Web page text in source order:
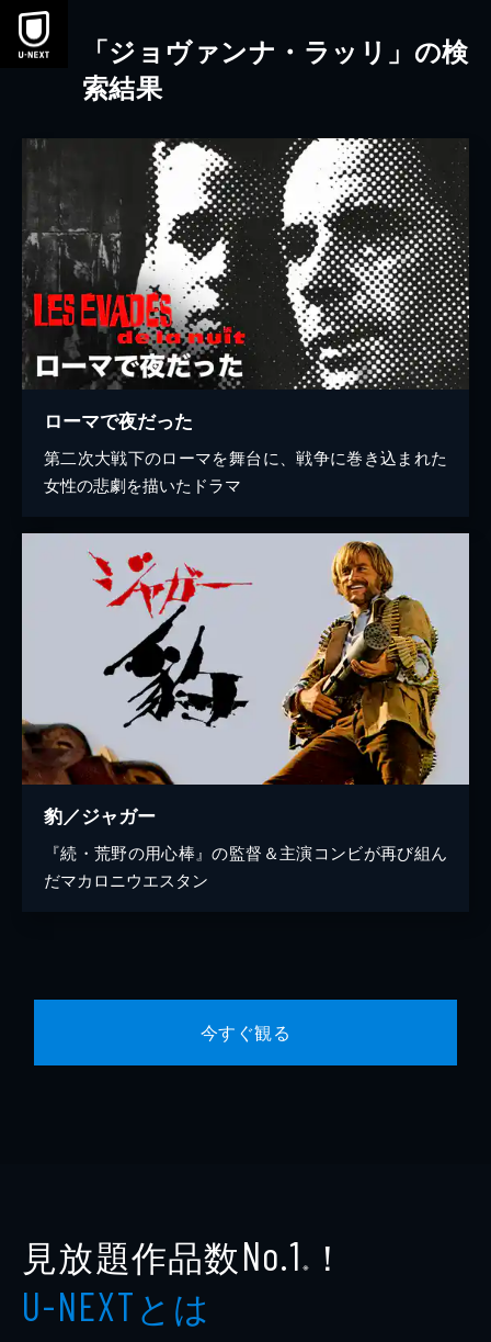
本文へスキップ
「ジョヴァンナ・ラッリ」の検
索結果
ローマで夜だった
第二次大戦下のローマを舞台に、戦争に巻き込まれた
女性の悲劇を描いたドラマ
豹／ジャガー
『続・荒野の用心棒』の監督＆主演コンビが再び組ん
だマカロニウエスタン
今すぐ観る
見放題作品数No.1 ※ ！
U-NEXTとは